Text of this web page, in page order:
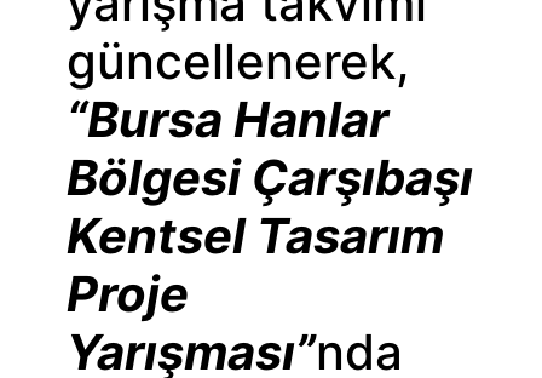
güncellenerek,
“Bursa Hanlar
Bölgesi Çarşıbaşı
Kentsel Tasarım
Proje
Yarışması”nda